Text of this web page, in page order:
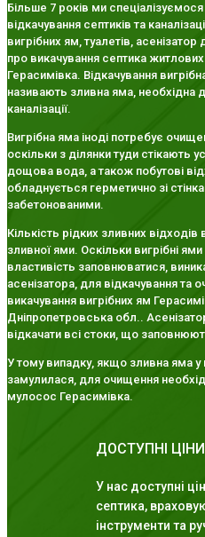
Більше 7 років ми
відкачування септиків та
вигрібних ям, туалетів,
про викачування септика
Герасимівка. Відкачування
називають зливна яма, необхідна
каналізації.
Вигрібна яма іноді потребує
оскільки з ділянки туди стікають
дощова вода, а також побутові
обладнується герметично зі
забетонованими.
Кількість рідких зливних
зливної ями. Оскільки вигрібні
властивість заповнюватися,
асенізатора, для відкачування та
викачування вигрібних ям
Дніпропетровська обл..
відкачати всі стоки, що
У тому випадку, якщо зливна яма
замулилася, для очищення
мулосос Герасимівка.
ДОСТУПНІ ЦІНИ
У нас доступні
септика,
інструменти та